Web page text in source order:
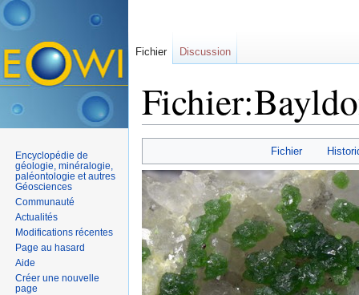
Fichier
Fichier Discussion
Encyclopédie de
géologie, minéralogie,
paléontologie et autres
Géosciences
Communauté
Actualités
Modifications récentes
Page au hasard
Aide
Créer une nouvelle
page